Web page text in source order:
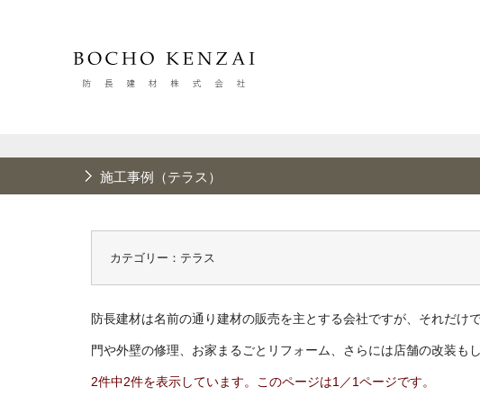
施工事例（テラス）
カテゴリー：テラス
防長建材は名前の通り建材の販売を主とする会社ですが、それだけ
門や外壁の修理、お家まるごとリフォーム、さらには店舗の改装も
2件中2件を表示しています。このページは1／1ページです。